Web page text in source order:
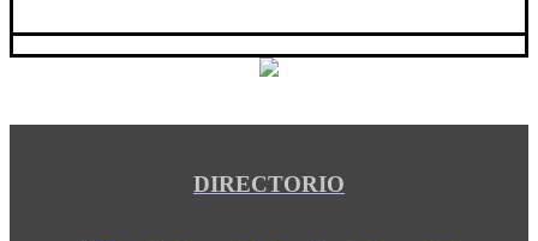
DIRECTORIO